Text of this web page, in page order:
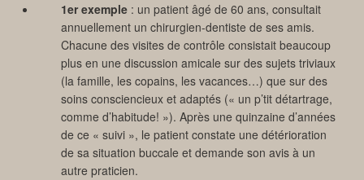
1er exemple : un patient âgé de 60 ans, consultait
annuellement un chirurgien-dentiste de ses amis.
Chacune des visites de contrôle consistait beaucoup
plus en une discussion amicale sur des sujets triviaux
(la famille, les copains, les vacances…) que sur des
soins consciencieux et adaptés (« un p’tit détartrage,
comme d’habitude! »). Après une quinzaine d’années
de ce « suivi », le patient constate une détérioration
de sa situation buccale et demande son avis à un
autre praticien.